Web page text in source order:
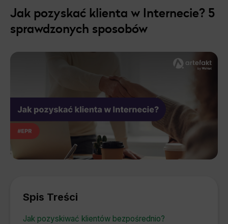
Jak pozyskać klienta w Internecie? 5
sprawdzonych sposobów
Spis Treści
Jak pozyskiwać klientów bezpośrednio?